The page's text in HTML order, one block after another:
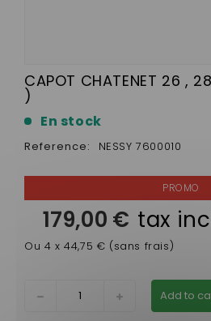
CAPOT CHATENET 26 ,
)
En stock
Reference: NESSY 7600010
179,00 € tax
Ou 4 x 44,75 € (sans frais)
Add to